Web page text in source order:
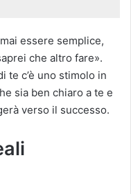
essere semplice,
che altro fare».
te c’è uno stimolo in
sia ben chiaro a te e
verso il successo.